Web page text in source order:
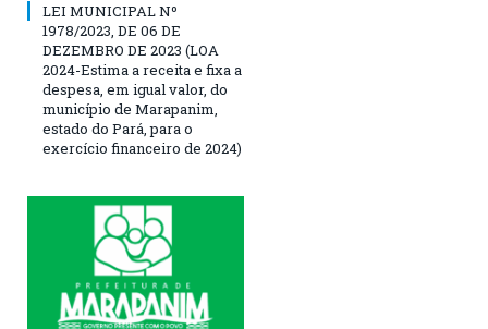
LEI MUNICIPAL Nº
1978/2023, DE 06 DE
DEZEMBRO DE 2023 (LOA
2024-Estima a receita e fixa a
despesa, em igual valor, do
município de Marapanim,
estado do Pará, para o
exercício financeiro de 2024)